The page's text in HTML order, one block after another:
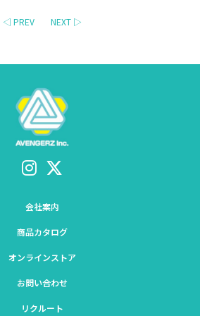
◁ PREV NEXT ▷
会社案内
商品カタログ
オンラインストア
お問い合わせ
リクルート